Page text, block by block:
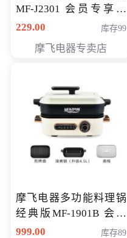
MF-J2301 会员专享价
168元
229.00 库存99
摩飞电器专卖店
摩飞电器多功能料理锅
经典版MF-1901B 会员
专享价399元
999.00 库存89